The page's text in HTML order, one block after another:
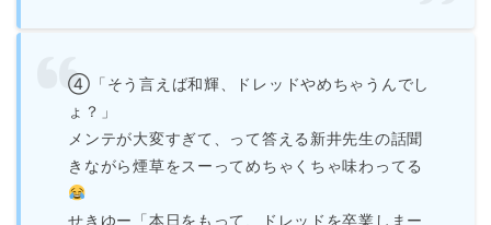
④「そう言えば和輝、ドレッドやめちゃうんでし
ょ？」
メンテが大変すぎて、って答える新井先生の話聞
きながら煙草をスーってめちゃくちゃ味わってる
せきゆー「本日をもって、ドレッドを卒業しまー